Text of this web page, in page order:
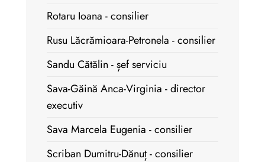
Rotaru Ioana - consilier
Rusu Lăcrămioara-Petronela - consilier
Sandu Cătălin - șef serviciu
Sava-Găină Anca-Virginia - director
executiv
Sava Marcela Eugenia - consilier
Scriban Dumitru-Dănuț - consilier